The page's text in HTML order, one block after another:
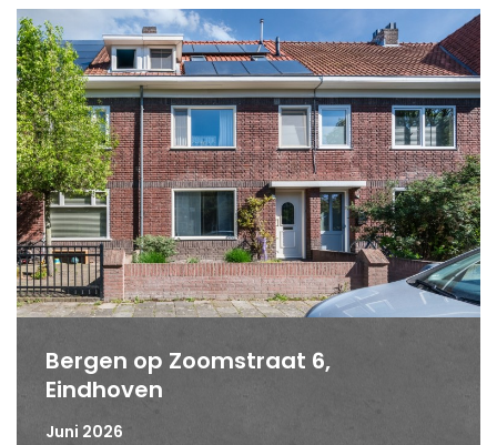
Bergen op Zoomstraat 6,
Eindhoven
Juni 2026